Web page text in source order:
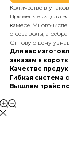
Количество в
Применяется для
камере.
отсева золы, а
Оптовую цену
Для вас
заказам в
Качество
Гибкая система
Вышлем прайс